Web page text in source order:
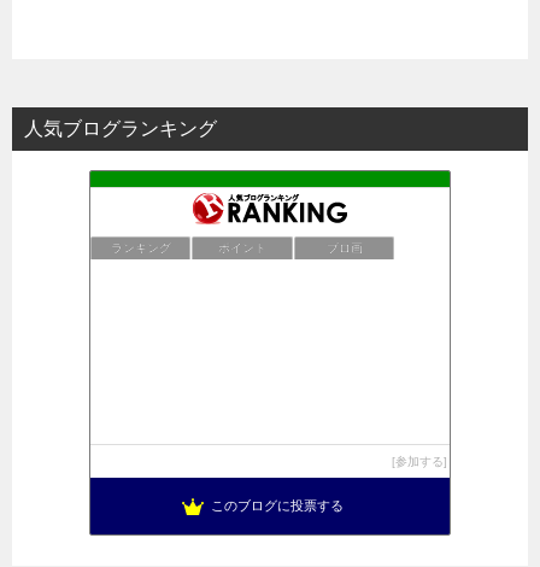
人気ブログランキング
ランキング ポイント ブロ画
参加する
このブログに投票する